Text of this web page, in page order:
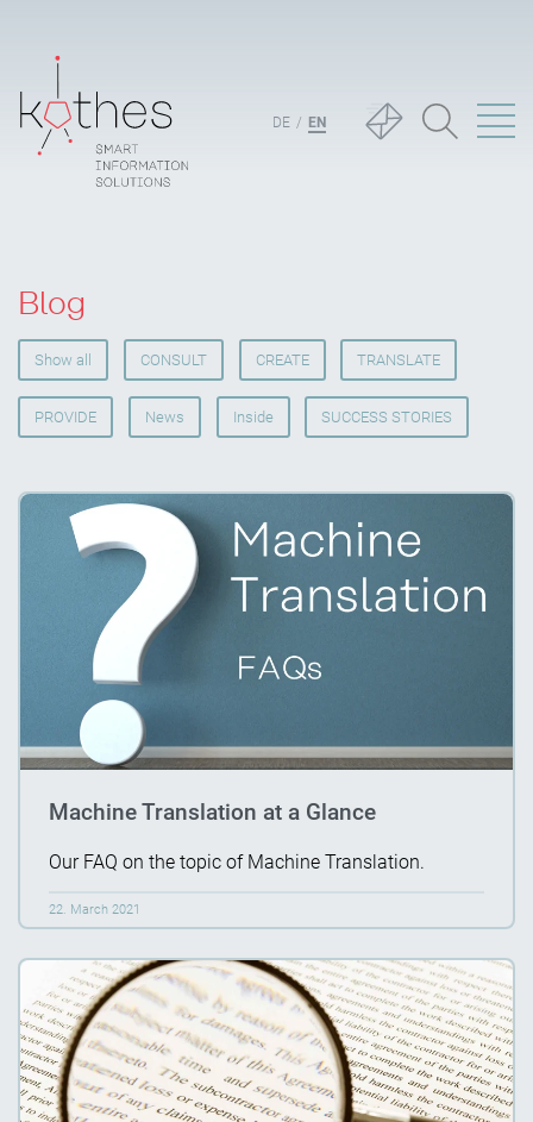
DE EN
Blog
Show all CONSULT CREATE TRANSLATE
PROVIDE News Inside SUCCESS STORIES
Machine Translation at a Glance
Our FAQ on the topic of Machine Translation.
22. March 2021